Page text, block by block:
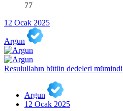
77
12 Ocak 2025
Argun
Resulullahın bütün dedeleri mümindi
Argun
12 Ocak 2025